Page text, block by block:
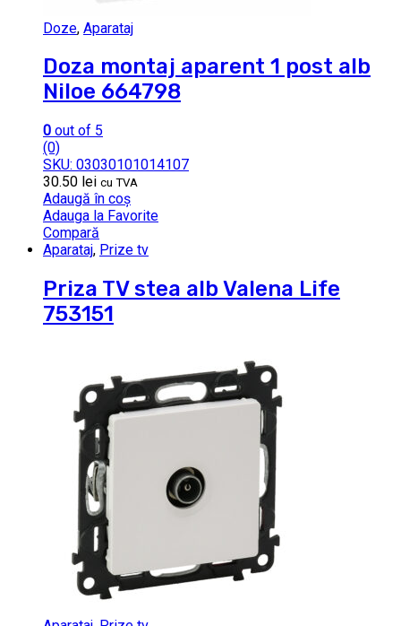
Doze, Aparataj
Doza montaj aparent 1 post alb
Niloe 664798
0 out of 5
(0)
SKU: 03030101014107
30.50 lei cu TVA
Adaugă în coș
Adauga la Favorite
Compară
Aparataj, Prize tv
Priza TV stea alb Valena Life
753151